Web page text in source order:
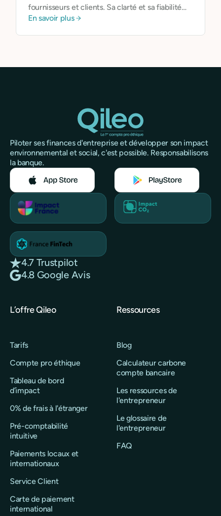
fournisseurs et clients. Sa clarté et sa fiabilité
sont essentielles pour
En savoir plus
Piloter ses finances d'entreprise et développer son impact
environnemental et social, c'est possible. Responsabilisons
la banque.
4.7 Trustpilot
4.8 Google Avis
L’offre Qileo
Tarifs
Compte pro éthique
Tableau de bord
d’impact
0% de frais à l'étranger
Pré-comptabilité
intuitive
Paiements locaux et
internationaux
Service Client
Carte de paiement
international
Ressources
Blog
Calculateur carbone
compte bancaire
Les ressources de
l'entrepreneur
Le glossaire de
l'entrepreneur
FAQ